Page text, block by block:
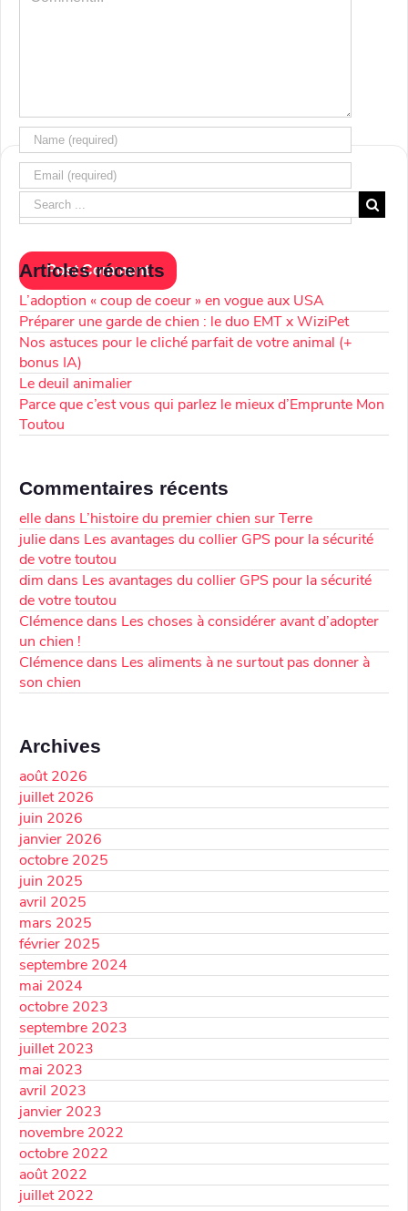
Articles récents
L’adoption « coup de coeur » en vogue aux USA
Préparer une garde de chien : le duo EMT x WiziPet
Nos astuces pour le cliché parfait de votre animal (+
bonus IA)
Le deuil animalier
Parce que c’est vous qui parlez le mieux d’Emprunte Mon
Toutou
Commentaires récents
elledans L’histoire du premier chien sur Terre
juliedans Les avantages du collier GPS pour la sécurité
de votre toutou
dim dans Les avantages du collier GPS pour la sécurité
de votre toutou
Clémencedans Les choses à considérer avant d’adopter
un chien !
Clémencedans Les aliments à ne surtout pas donner à
son chien
Archives
août 2026
juillet 2026
juin 2026
janvier 2026
octobre 2025
juin 2025
avril 2025
mars 2025
février 2025
septembre 2024
mai 2024
octobre 2023
septembre 2023
juillet 2023
mai 2023
avril 2023
janvier 2023
novembre 2022
octobre 2022
août 2022
juillet 2022